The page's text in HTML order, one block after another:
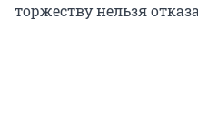
торжеству нельзя